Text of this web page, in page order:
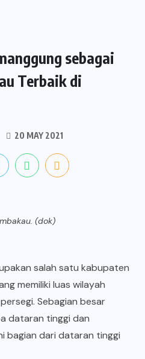
sebagai
Terbaik di
20 MAY 2021
(dok)
salah satu kabupaten
memiliki luas wilayah
Sebagian besar
dataran tinggi dan
bagian dari dataran tinggi